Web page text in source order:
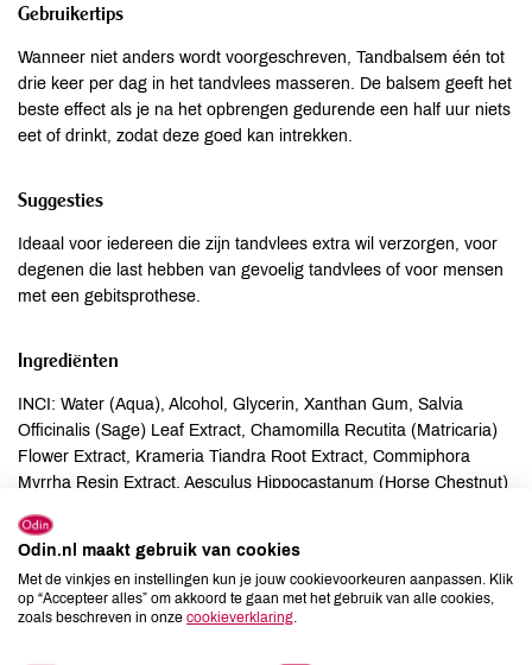
Gebruikertips
Wanneer niet anders wordt voorgeschreven, Tandbalsem één tot
drie keer per dag in het tandvlees masseren. De balsem geeft het
beste effect als je na het opbrengen gedurende een half uur niets
eet of drinkt, zodat deze goed kan intrekken.
Suggesties
Ideaal voor iedereen die zijn tandvlees extra wil verzorgen, voor
degenen die last hebben van gevoelig tandvlees of voor mensen
met een gebitsprothese.
Ingrediënten
INCI: Water (Aqua), Alcohol, Glycerin, Xanthan Gum, Salvia
Officinalis (Sage) Leaf Extract, Chamomilla Recutita (Matricaria)
Flower Extract, Krameria Tiandra Root Extract, Commiphora
Myrrha Resin Extract, Aesculus Hippocastanum (Horse Chestnut)
(Aroma)***, Limonene***, Linalool ***.
Allergenen
Odin.nl maakt gebruik van cookies
Met de vinkjes en instellingen kun je jouw cookievoorkeuren aanpassen. Klik
op “Accepteer alles” om akkoord te gaan met het gebruik van alle cookies,
zoals beschreven in onze cookieverklaring.